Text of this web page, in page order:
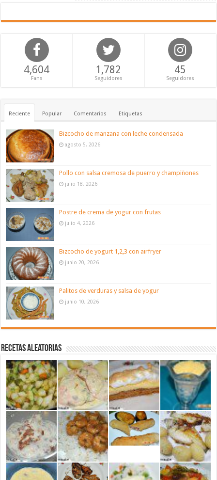
4,604
Fans
1,782
Seguidores
45
Seguidores
Reciente Popular Comentarios Etiquetas
Bizcocho de manzana con leche condensada
agosto 5, 2026
Pollo con salsa cremosa de puerro y champiñones
julio 18, 2026
Postre de crema de yogur con frutas
julio 4, 2026
Bizcocho de yogurt 1,2,3 con airfryer
junio 20, 2026
Palitos de verduras y salsa de yogur
junio 10, 2026
Recetas aleatorias